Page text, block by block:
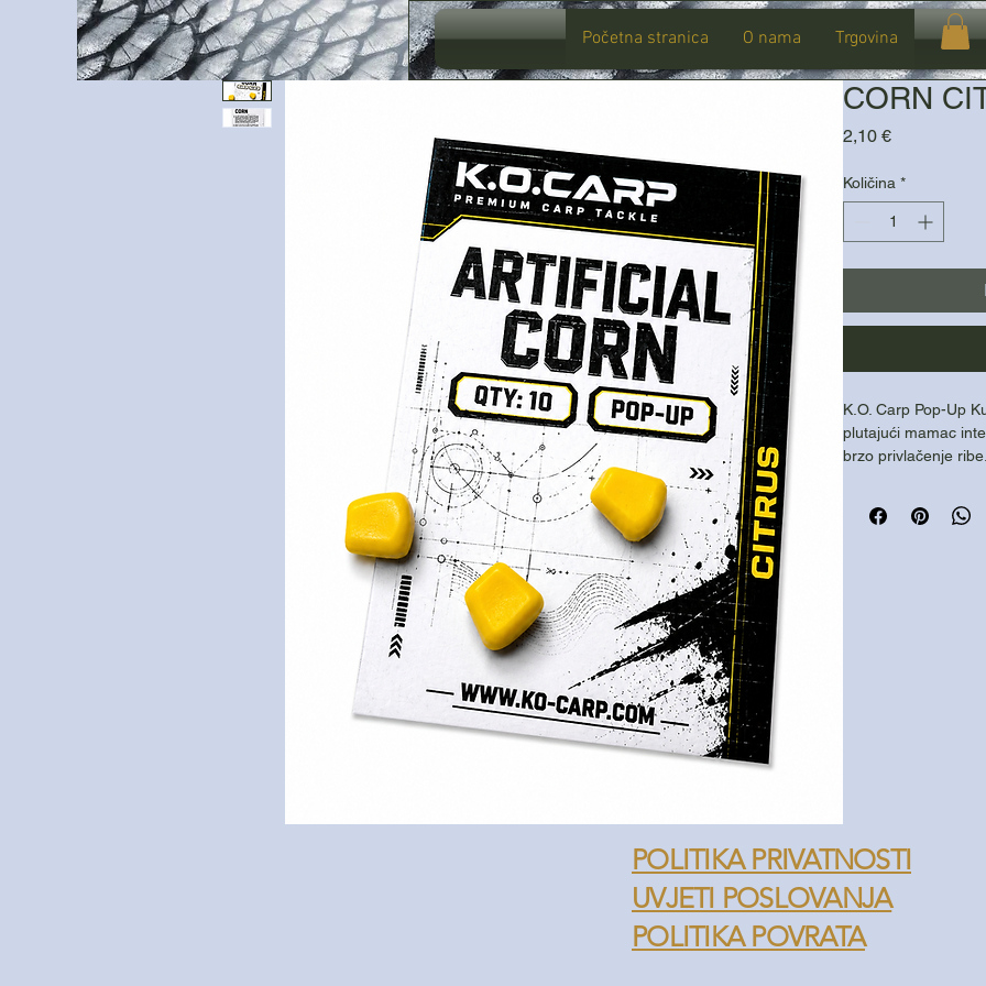
Početna stranica O nama Trgovina
CORN
2,10 €Cijena
Količina *
K.O. Carp Pop-Up
plutajući mamac
brzo privlačenje
kombinaciji s
Pakiranje sadrži 10
POLITIKA PRIVATNOSTI
UVJETI POSLOVANJA
POLITIKA POVRATA